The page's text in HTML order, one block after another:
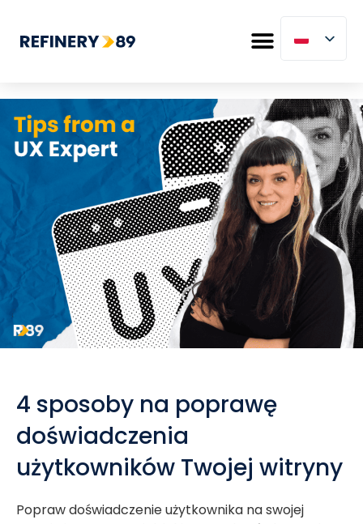
4 sposoby na poprawę
doświadczenia
użytkowników Twojej witryny
Popraw doświadczenie użytkownika na swojej